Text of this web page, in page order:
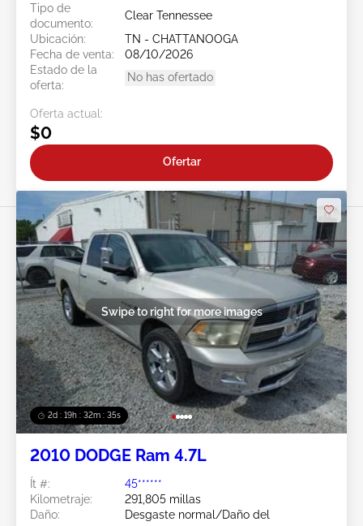
Tipo de
documento:
Clear Tennessee
Ubicación:
TN - CHATTANOOGA
Fecha de venta:
08/10/2026
Estado de la
oferta:
No has ofertado
Oferta actual:
$0
Ofertar
2d : 19h : 32m : 32s
Swipe to right for more images
2010 DODGE Ram 4.7L
Ít #:
45******
Kilometraje:
291,805 millas
Daño:
Desgaste normal/Daño del